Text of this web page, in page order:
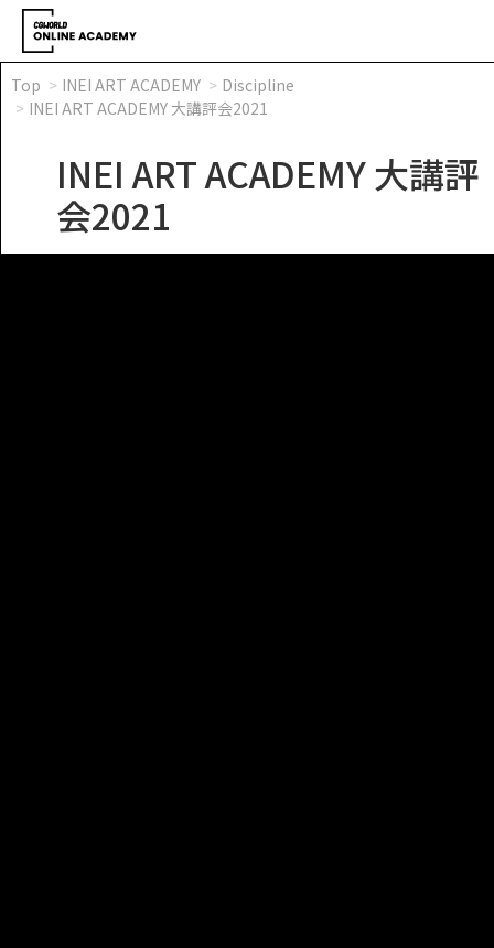
Top INEI ART ACADEMY
Discipline
INEI ART ACADEMY 大講評会2021
INEI ART ACADEMY 大講評
会2021